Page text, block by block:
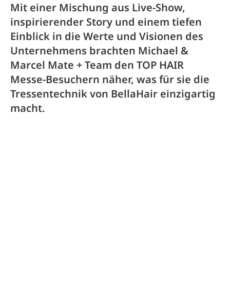
Mit einer Mischung aus Live-Show,
inspirierender Story und einem tiefen
Einblick in die Werte und Visionen des
Unternehmens brachten Michael &
Marcel Mate + Team den TOP HAIR
Messe-Besuchern näher, was für sie die
Tressentechnik von BellaHair einzigartig
macht.